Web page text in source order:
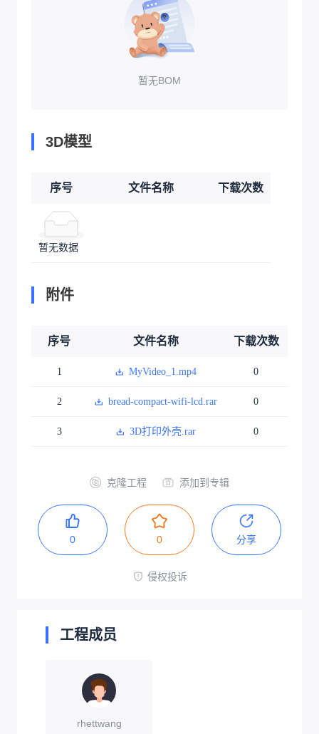
暂无BOM
3D模型
序号 文件名称 下载次数
暂无数据
附件
序号 文件名称 下载次数
1 MyVideo_1.mp4 0
2 bread-compact-wifi-lcd.rar 0
3 3D打印外壳.rar 0
克隆工程 添加到专辑
0 0 分享
侵权投诉
工程成员
rhettwang